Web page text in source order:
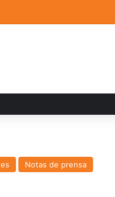
del Libro en Puebla
Notas de prensa